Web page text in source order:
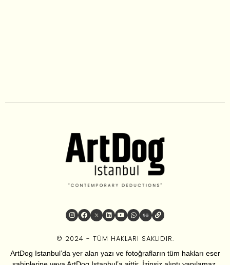
© 2024 - TÜM HAKLARI SAKLIDIR.
ArtDog Istanbul’da yer alan yazı ve fotoğrafların tüm hakları eser